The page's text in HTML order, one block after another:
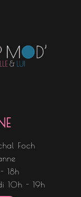
Foch
18h
10h - 19h